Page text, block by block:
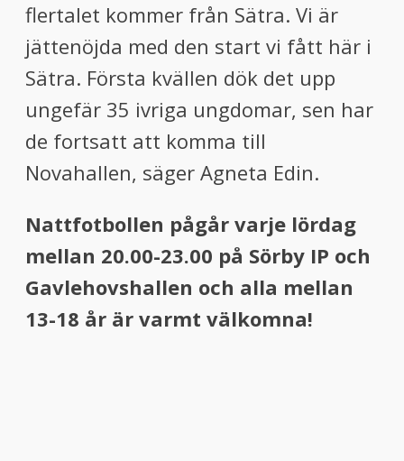
flertalet kommer från Sätra. Vi är
jättenöjda med den start vi fått här i
Sätra. Första kvällen dök det upp
ungefär 35 ivriga ungdomar, sen har
de fortsatt att komma till
Novahallen, säger Agneta Edin.
Nattfotbollen pågår varje lördag
mellan 20.00-23.00 på Sörby IP och
Gavlehovshallen och alla mellan
13-18 år är varmt välkomna!